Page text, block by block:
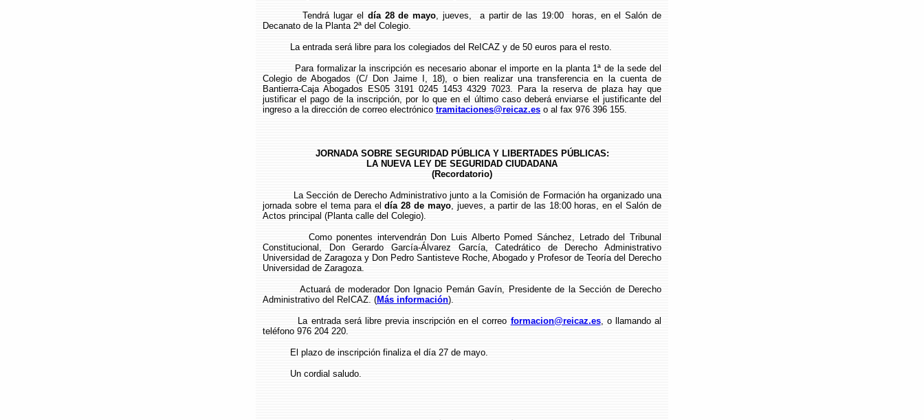
Tendrá lugar el día 28 de mayo, jueves, a partir de las 19:00 horas, en el Salón de
Decanato de la Planta 2ª del Colegio.
La entrada será libre para los colegiados del ReICAZ y de 50 euros para el resto.
Para formalizar la inscripción es necesario abonar el importe en la planta 1ª de la sede del
Colegio de Abogados (C/ Don Jaime I, 18), o bien realizar una transferencia en la cuenta de
Bantierra-Caja Abogados ES05 3191 0245 1453 4329 7023. Para la reserva de plaza hay que
justificar el pago de la inscripción, por lo que en el último caso deberá enviarse el justificante del
ingreso a la dirección de correo electrónico tramitaciones@reicaz.es o al fax 976 396 155.
JORNADA SOBRE SEGURIDAD PÚBLICA Y LIBERTADES PÚBLICAS:
LA NUEVA LEY DE SEGURIDAD CIUDADANA
(Recordatorio)
La Sección de Derecho Administrativo junto a la Comisión de Formación ha organizado una
jornada sobre el tema para eldía 28 de mayo, jueves, a partir de las 18:00 horas, en el Salón de
Actos principal (Planta calle del Colegio).
Como ponentes intervendrán Don Luis Alberto Pomed Sánchez, Letrado del Tribunal
Constitucional, Don Gerardo García-Álvarez García, Catedrático de Derecho Administrativo
Universidad de Zaragoza y Don Pedro Santisteve Roche, Abogado y Profesor de Teoría del Derecho
Universidad de Zaragoza.
Actuará de moderador Don Ignacio Pemán Gavín, Presidente de la Sección de Derecho
Administrativo del ReICAZ. (Más información).
La entrada será libre previa inscripción en el correo formacion@reicaz.es, o llamando al
teléfono 976 204 220.
El plazo de inscripción finaliza el día 27 de mayo.
Un cordial saludo.